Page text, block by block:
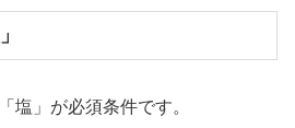
塩」が必須条件です。